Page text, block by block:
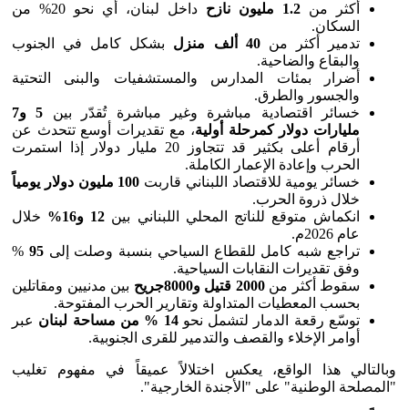
أكثر من 1.2 مليون نازح
داخل لبنان، أي نحو 20% من
السكان.
تدمير أكثر من40 ألف منزل بشكل كامل في الجنوب
والبقاع والضاحية.
أضرار بمئات المدارس والمستشفيات والبنى التحتية
والجسور والطرق.
خسائر اقتصادية مباشرة وغير مباشرة تُقدّر بين 5
و7
مليارات دولار كمرحلة أولية، مع تقديرات أوسع تتحدث عن
أرقام أعلى بكثير قد تتجاوز 20 مليار دولار إذا استمرت
الحرب وإعادة الإعمار الكاملة.
خسائر يومية للاقتصاد اللبناني قاربت 100 مليون دولار يومياً
خلال ذروة الحرب.
انكماش متوقع للناتج المحلي اللبناني بين 12 و16 % خلال
عام 2026م.
تراجع شبه كامل للقطاع السياحي بنسبة وصلت إلى95
%
وفق تقديرات النقابات السياحية.
سقوط أكثر من2000 قتيل و8000جريح
بين مدنيين ومقاتلين
بحسب المعطيات المتداولة وتقارير الحرب المفتوحة.
توسّع رقعة الدمار لتشمل نحو14 % من مساحة لبنان عبر
أوامر الإخلاء والقصف والتدمير للقرى الجنوبية.
وبالتالي هذا الواقع، يعكس اختلالاً عميقاً في مفهوم تغليب
"المصلحة الوطنية" على "الأجندة الخارجية".